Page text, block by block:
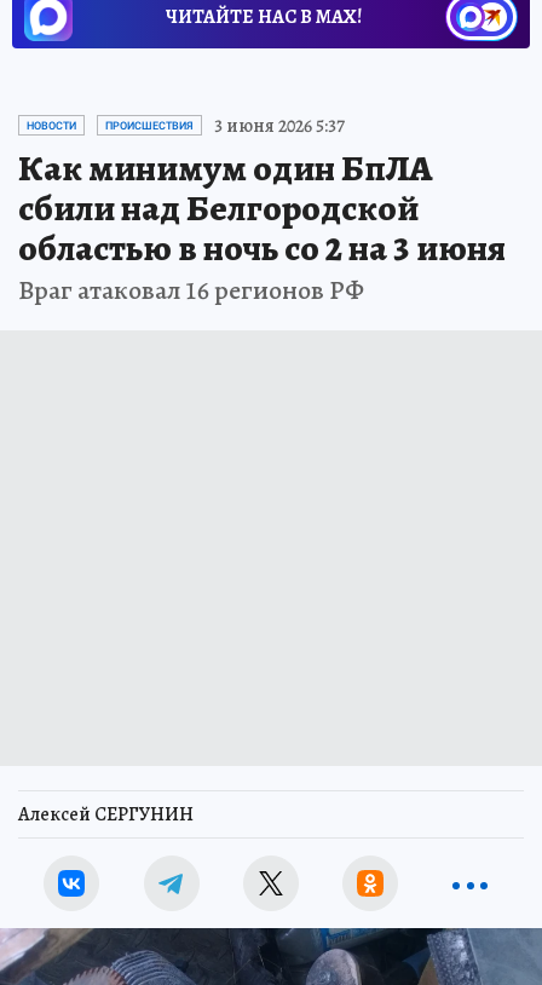
ЧИТАЙТЕ НАС В МАХ!
НОВОСТИ ПРОИСШЕСТВИЯ 3 июня 2026 5:37
Как минимум один БпЛА
сбили над Белгородской
областью в ночь со 2 на 3 июня
Враг атаковал 16 регионов РФ
Алексей СЕРГУНИН